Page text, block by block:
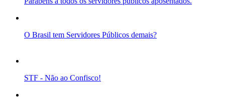
O Brasil tem Servidores Públicos demais?
STF - Não ao Confisco!